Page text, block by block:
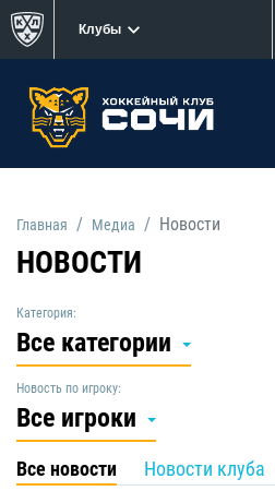
Клубы
Главная Медиа Новости
НОВОСТИ
Категория:
Все категории
Новость по игроку:
Все игроки
Все новости Новости клуба